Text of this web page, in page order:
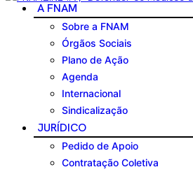
A FNAM
Sobre a FNAM
Órgãos Sociais
Plano de Ação
Agenda
Internacional
Sindicalização
JURÍDICO
Pedido de Apoio
Contratação Coletiva